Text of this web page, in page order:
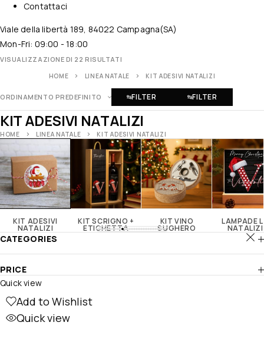
Contattaci
Viale della libertà 189, 84022 Campagna(SA)
Mon-Fri: 09:00 - 18:00
VISUALIZZAZIONE DI 22 RISULTATI
HOME LINEA NATALE KIT ADESIVI NATALIZI
ORDINAMENTO PREDEFINITO FILTER FILTER
KIT ADESIVI NATALIZI
HOME LINEA NATALE KIT ADESIVI NATALIZI
KIT ADESIVI
NATALIZI
KIT SCRIGNO +
ETICHETTA
KIT VINO
SUGHERO
LAMPADE
CATEGORIES
PRICE
Add to Wishlist
Quick view
Quick view